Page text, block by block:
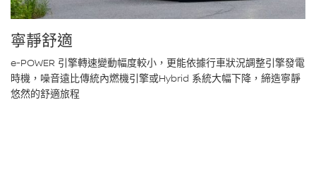
寧靜舒適
e-POWER 引擎轉速變動幅度較小，更能依據行車狀況調整引擎發電
時機，噪音遠比傳統內燃機引擎或Hybrid 系統大幅下降，締造寧靜
悠然的舒適旅程